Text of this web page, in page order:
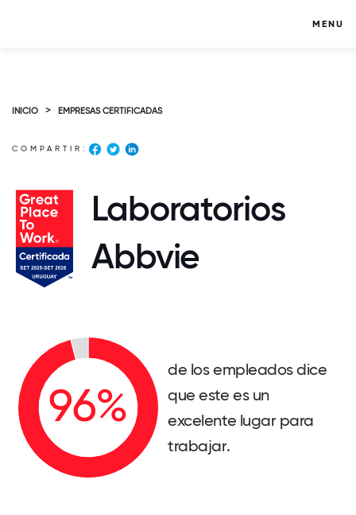
MENU
INICIO > EMPRESAS CERTIFICADAS
COMPARTIR:
Laboratorios
Abbvie
de los empleados dice
que este es un
excelente lugar para
trabajar.